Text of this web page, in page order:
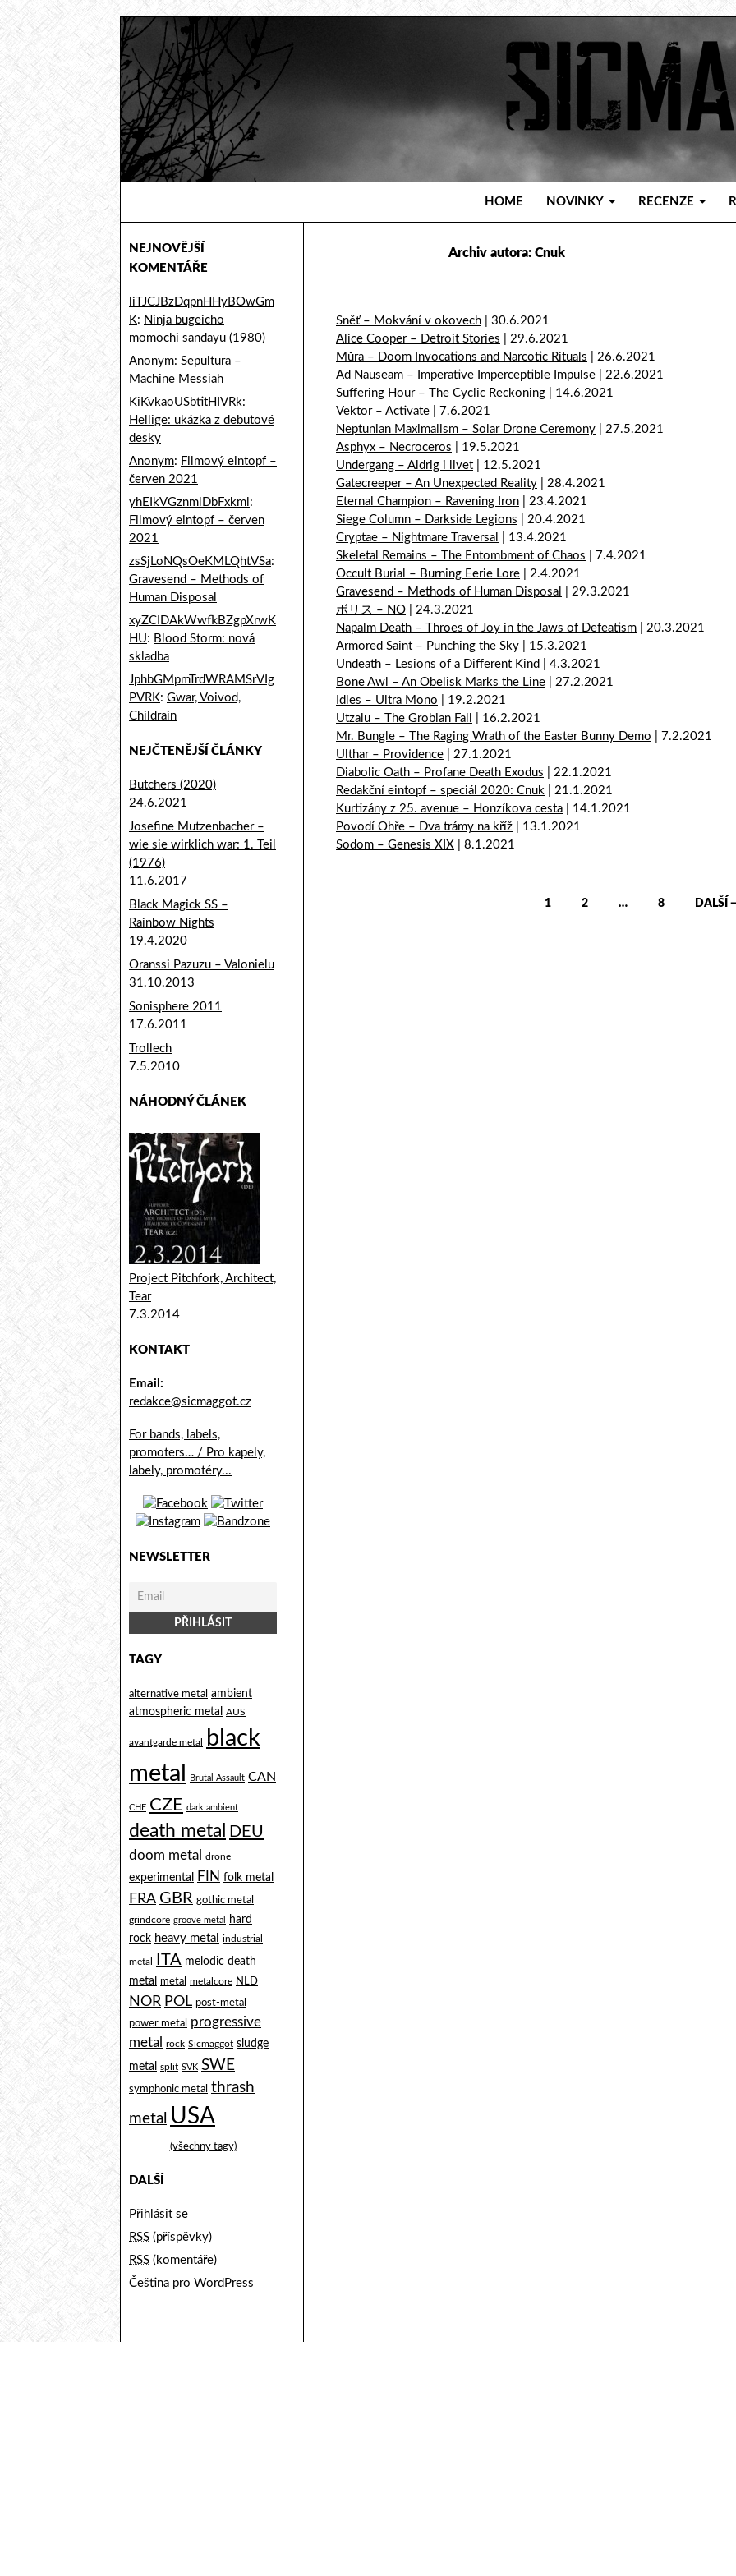
HOME NOVINKY RECENZE
Archiv autora: Cnuk
Sněť – Mokvání v okovech | 30.6.2021
Alice Cooper – Detroit Stories | 29.6.2021
Můra – Doom Invocations and Narcotic Rituals | 26.6.2021
Ad Nauseam – Imperative Imperceptible Impulse | 22.6.2021
Suffering Hour – The Cyclic Reckoning | 14.6.2021
Vektor – Activate | 7.6.2021
Neptunian Maximalism – Solar Drone Ceremony | 27.5.2021
Asphyx – Necroceros | 19.5.2021
Undergang – Aldrig i livet | 12.5.2021
Gatecreeper – An Unexpected Reality | 28.4.2021
Eternal Champion – Ravening Iron | 23.4.2021
Siege Column – Darkside Legions | 20.4.2021
Cryptae – Nightmare Traversal
| 13.4.2021
Skeletal Remains – The Entombment of Chaos | 7.4.2021
Occult Burial – Burning Eerie Lore | 2.4.2021
Gravesend – Methods of Human Disposal
| 29.3.2021
ボリス – NO | 24.3.2021
Napalm Death – Throes of Joy in the Jaws of Defeatism | 20.3.2021
Armored Saint – Punching the Sky | 15.3.2021
Undeath – Lesions of a Different Kind | 4.3.2021
Bone Awl – An Obelisk Marks the Line | 27.2.2021
Idles – Ultra Mono | 19.2.2021
Utzalu – The Grobian Fall
| 16.2.2021
Mr. Bungle – The Raging Wrath of the Easter Bunny Demo | 7.2.2021
Ulthar – Providence | 27.1.2021
Diabolic Oath – Profane Death Exodus | 22.1.2021
Redakční eintopf – speciál 2020: Cnuk | 21.1.2021
Kurtizány z 25. avenue – Honzíkova cesta | 14.1.2021
Povodí Ohře – Dva trámy na kříž | 13.1.2021
Sodom – Genesis XIX | 8.1.2021
1 2 … 8 DALŠÍ
fandy
NEJNOVĚJŠÍ
KOMENTÁŘE
liTJCJBzDqpnHHyBOwGm
K: Ninja bugeicho
momochi sandayu (1980)
Anonym: Sepultura –
Machine Messiah
KiKvkaoUSbtitHIVRk:
Hellige: ukázka z debutové
desky
Anonym: Filmový eintopf –
červen 2021
yhEIkVGznmlDbFxkml :
Filmový eintopf – červen
2021
zsSjLoNQsOeKMLQhtVSa:
Gravesend – Methods of
Human Disposal
xyZCIDAkWwfkBZgpXrwK
HU: Blood Storm: nová
skladba
JphbGMpmTrdWRAMSrVIg
PVRK: Gwar, Voivod,
Childrain
NEJČTENĚJŠÍ ČLÁNKY
Butchers (2020)
24.6.2021
Josefine Mutzenbacher –
wie sie wirklich war: 1. Teil
(1976)
11.6.2017
Black Magick SS –
Rainbow Nights
19.4.2020
Oranssi Pazuzu – Valonielu
31.10.2013
Sonisphere 2011
17.6.2011
Trollech
7.5.2010
NÁHODNÝ ČLÁNEK
Project Pitchfork, Architect,
Tear
7.3.2014
KONTAKT
Email:
redakce@sicmaggot.cz
For bands, labels,
promoters… / Pro kapely,
labely, promotéry...
NEWSLETTER
TAGY
alternative metal ambient
atmospheric metal
AUS
avantgarde metal
black
metal
Brutal Assault CAN
CHE CZE dark ambient
death metal DEU
doom metal drone
experimental FIN folk metal
FRA GBR gothic metal
grindcore groove metal
hard
rock heavy metal industrial
metal ITA melodic death
metal
metal metalcore NLD
NOR POL post-metal
power metal progressive
metal
rock Sicmaggot sludge
metal
split SVK SWE
symphonic metal thrash
metal USA
(všechny tagy)
DALŠÍ
Přihlásit se
RSS (příspěvky)
RSS (komentáře)
Čeština pro WordPress